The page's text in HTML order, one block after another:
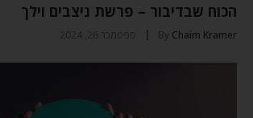
הכוח שבדיבור – פרשת ניצבים וילך
By Chaim Kramer ספטמבר 26, 2024